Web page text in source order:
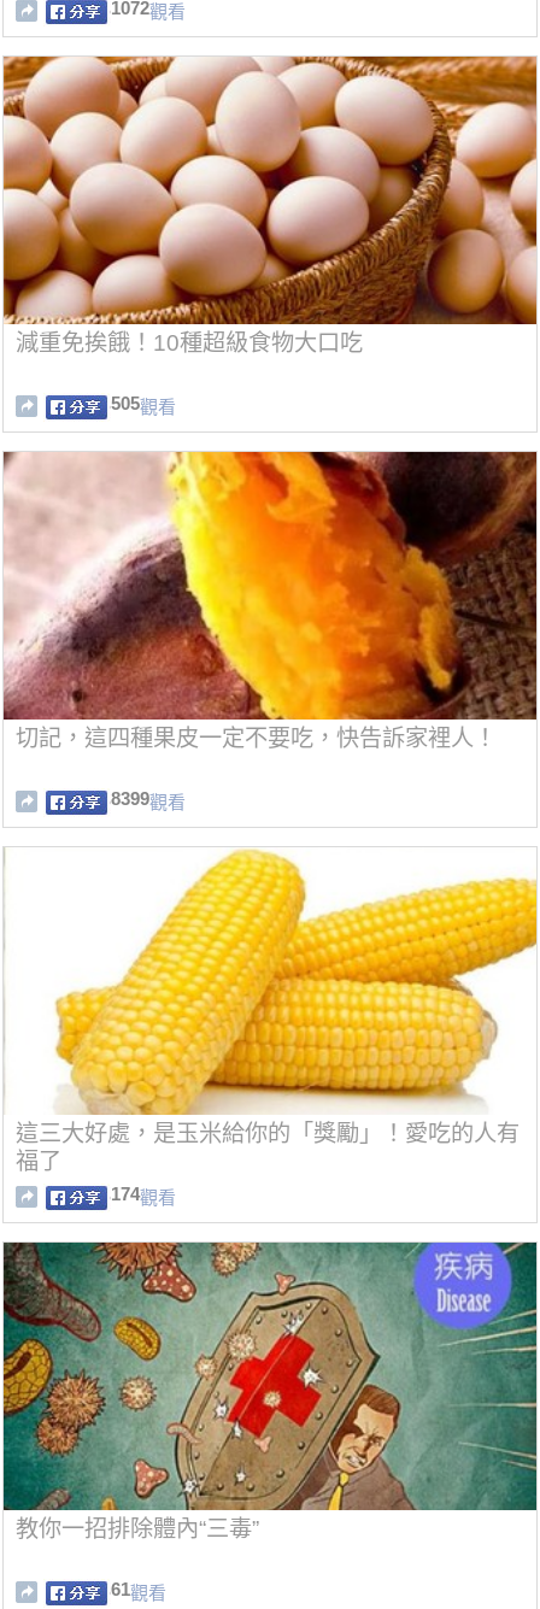
1072觀看
減重免挨餓！10種超級食物大口吃
505觀看
切記，這四種果皮一定不要吃，快告訴家裡人！
8399觀看
這三大好處，是玉米給你的「獎勵」！愛吃的人有
福了
174觀看
教你一招排除體內“三毒”
61觀看